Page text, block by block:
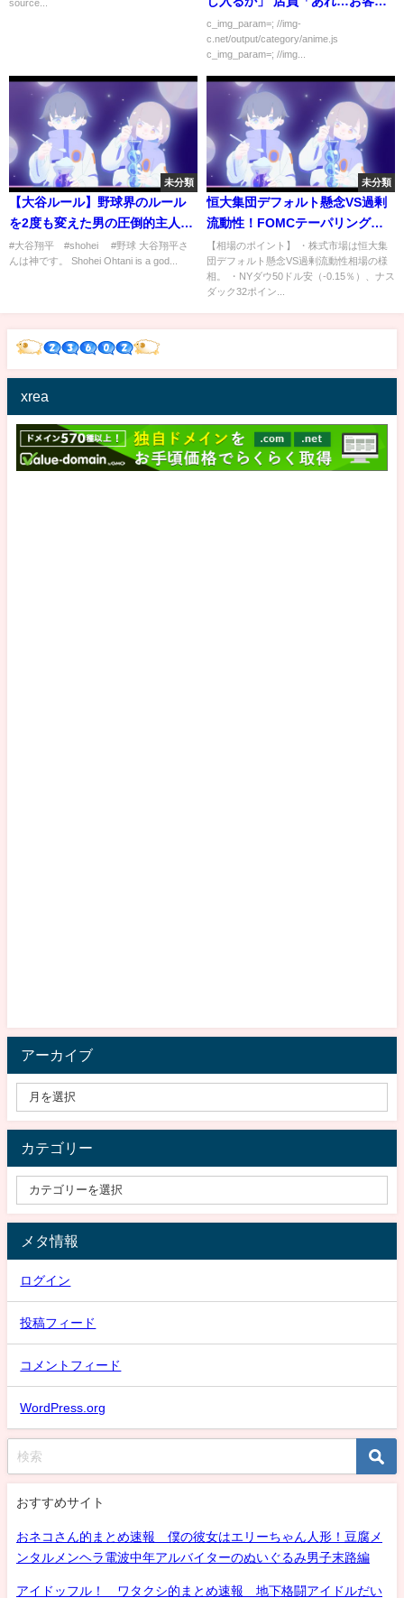
source...
んの顔忘れるなんてウチも歳や
なあ」 俺黙って店を出る
c_img_param=; //img-
c.net/output/category/anime.js
c_img_param=; //img...
未分類
【大谷ルール】野球界のルール
を2度も変えた男の圧倒的主人公
列伝まとめ
#大谷翔平 #shohei #野球 大谷翔平さ
んは神です。 Shohei Ohtani is a god...
未分類
恒大集団デフォルト懸念VS過剰
流動性！FOMCテーパリングよ
り金利見通し注目。
【相場のポイント】 ・株式市場は恒大集
団デフォルト懸念VS過剰流動性相場の様
相。 ・NYダウ50ドル安（-0.15％）、ナス
ダック32ポイン...
xrea
アーカイブ
カテゴリー
メタ情報
ログイン
投稿フィード
コメントフィード
WordPress.org
おすすめサイト
おネコさん的まとめ速報 僕の彼女はエリーちゃん人形！豆腐メ
ンタルメンヘラ電波中年アルバイターのぬいぐるみ男子末路編
アイドッフル！ ワタクシ的まとめ速報 地下格闘アイドルだい